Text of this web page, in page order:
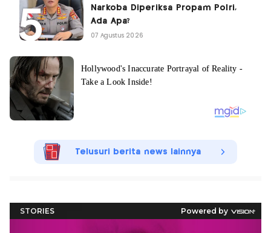
Narkoba Diperiksa Propam Polri,
Ada Apa?
07 Agustus 2026
Telusuri berita news lainnya